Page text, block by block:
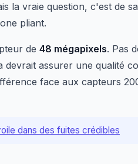
la vraie question, c'est de
pliant.
de 48 mégapixels. Pas
assurer une qualité
face aux capteurs
dans des fuites crédibles